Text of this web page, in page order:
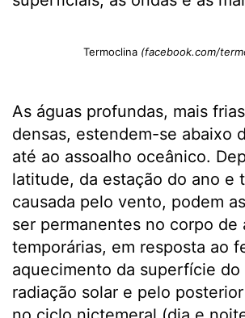
Termoclina (facebook.com/
As águas profundas, mais
densas, estendem-se abaixo
até ao assoalho oceânico.
latitude, da estação do ano e
causada pelo vento, podem
ser permanentes no corpo de
temporárias, em resposta ao
aquecimento da superfície do
radiação solar e pelo